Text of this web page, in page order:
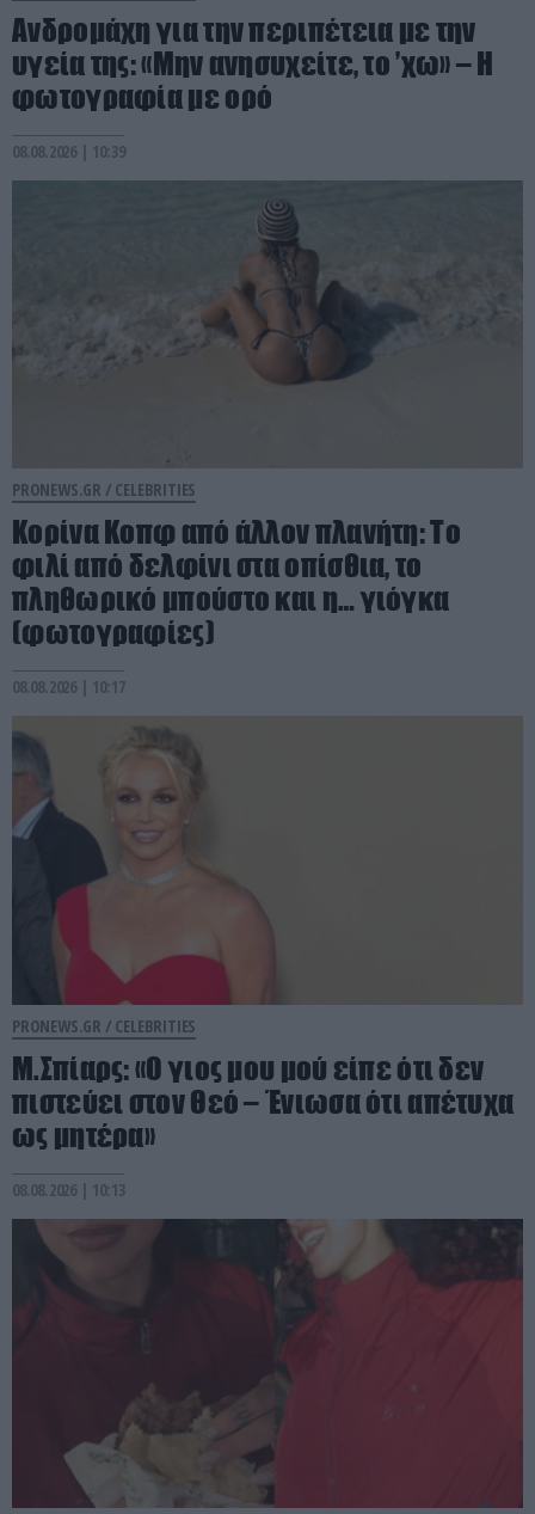
Ανδρομάχη για την περιπέτεια με την
υγεία της: «Μην ανησυχείτε, το ’χω» – H
φωτογραφία με ορό
08.08.2026 | 10:39
PRONEWS.GR / CELEBRITIES
Κορίνα Κοπφ από άλλον πλανήτη: Το
φιλί από δελφίνι στα οπίσθια, το
πληθωρικό μπούστο και η… γιόγκα
(φωτογραφίες)
08.08.2026 | 10:17
PRONEWS.GR / CELEBRITIES
Μ.Σπίαρς: «Ο γιος μου μού είπε ότι δεν
πιστεύει στον Θεό – Ένιωσα ότι απέτυχα
ως μητέρα»
08.08.2026 | 10:13